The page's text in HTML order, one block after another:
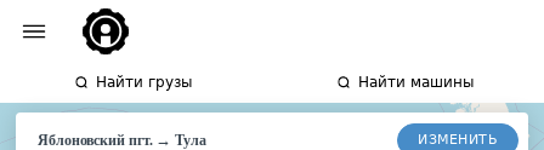
Найти грузы Найти машины
Яблоновский пгт.→Тула ИЗМЕНИТЬ